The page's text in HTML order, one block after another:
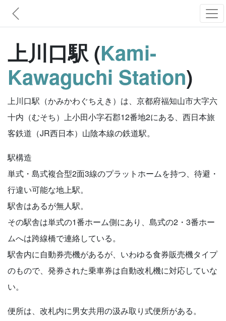
上川口駅 (Kami-
Kawaguchi Station)
上川口駅（かみかわぐちえき）は、京都府福知山市大字六
十内（むそち）上小田小字石郡12番地2にある、西日本旅
客鉄道（JR西日本）山陰本線の鉄道駅。
駅構造
単式・島式複合型2面3線のプラットホームを持つ、待避・
行違い可能な地上駅。
駅舎はあるが無人駅。
その駅舎は単式の1番ホーム側にあり、島式の2・3番ホー
ムへは跨線橋で連絡している。
駅舎内に自動券売機があるが、いわゆる食券販売機タイプ
のもので、発券された乗車券は自動改札機に対応していな
い。
便所は、改札内に男女共用の汲み取り式便所がある。